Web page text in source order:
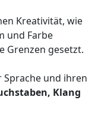
Kreativität, wie
und Farbe
Grenzen gesetzt.
Sprache und ihren
Klang